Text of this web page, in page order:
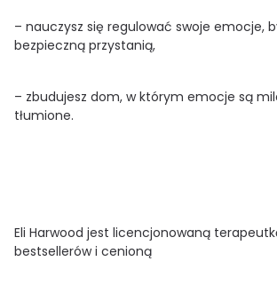
– nauczysz się regulować swoje emocje,
bezpieczną przystanią,
– zbudujesz dom, w którym emocje są
tłumione.
Eli Harwood jest licencjonowaną
bestsellerów i cenioną